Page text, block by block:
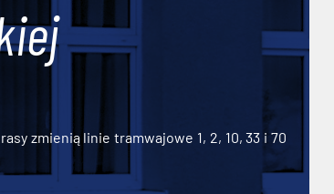
zmienią linie tramwajowe 1, 2, 10, 33 i 70